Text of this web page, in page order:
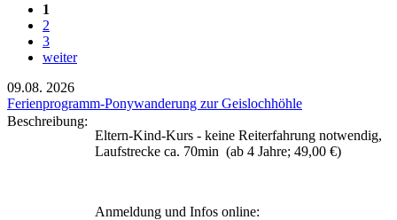
1
2
3
weiter
09.08. 2026
Ferienprogramm-Ponywanderung zur Geislochhöhle
Beschreibung:
Eltern-Kind-Kurs - keine Reiterfahrung notwendig,
Laufstrecke ca. 70min (ab 4 Jahre; 49,00 €)
Anmeldung und Infos online: